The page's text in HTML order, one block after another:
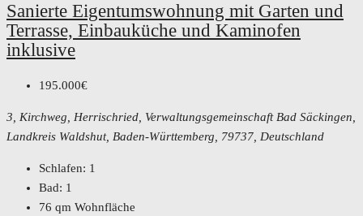
Sanierte Eigentumswohnung mit Garten und
Terrasse, Einbauküche und Kaminofen
inklusive
195.000€
3, Kirchweg, Herrischried, Verwaltungsgemeinschaft Bad Säckingen,
Landkreis Waldshut, Baden-Württemberg, 79737, Deutschland
Schlafen: 1
Bad: 1
76 qm Wohnfläche